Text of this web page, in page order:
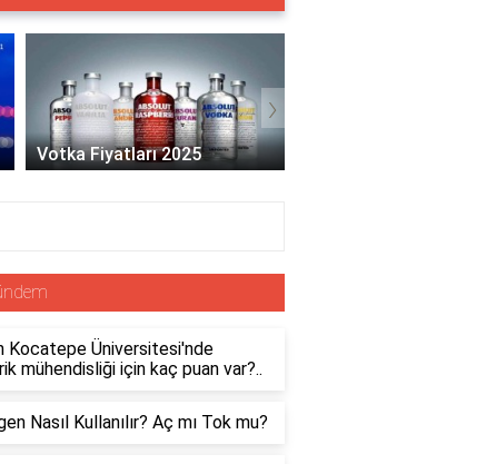
Votka Fiyatları 2025
›
Kocatepe Üniversitesi'nde
mühendisliği için kaç puan var?..
Nasıl Kullanılır? Aç mı Tok mu?